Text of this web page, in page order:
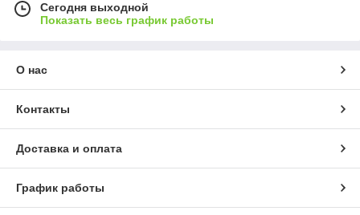
Сегодня выходной
Показать весь график работы
О нас
Контакты
Доставка и оплата
График работы